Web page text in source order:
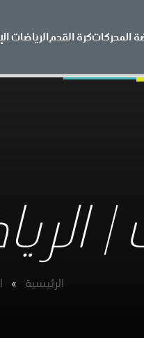
المحركاتكرة القدمالرياضات
الرئيسية »